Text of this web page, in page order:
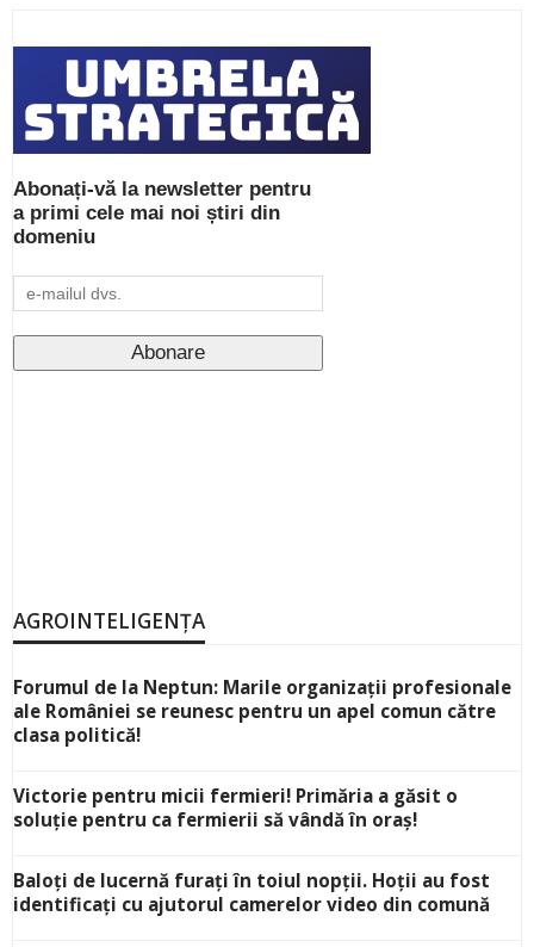
Abonați-vă la newsletter pentru
a primi cele mai noi știri din
domeniu
AGROINTELIGENȚA
Forumul de la Neptun: Marile organizații profesionale
ale României se reunesc pentru un apel comun către
clasa politică!
Victorie pentru micii fermieri! Primăria a găsit o
soluție pentru ca fermierii să vândă în oraș!
Baloți de lucernă furați în toiul nopții. Hoții au fost
identificați cu ajutorul camerelor video din comună